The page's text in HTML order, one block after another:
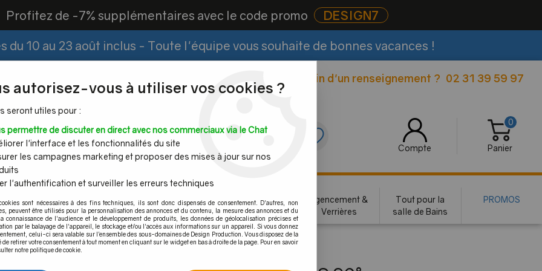
Profitez de -7% supplémentaires avec le code promo DESIGN7
du 10 au 23 août inclus - Toute l'équipe vous souhaite de bonnes vacances !
Besoin d'un renseignement ? 02 31 39 59 97
Espace PRO
Compte
0
Panier
Mains
Tubes et
barres inox
Câble inox &
filet inox
Quincaillerie
pour porte
Agencement &
Verrières
Tout pour la
salle de Bains
PROMOS
> Raccord 3 départs 90°
autorisez-vous à utiliser vos cookies ?
seront utiles pour :
permettre de discuter en direct avec nos commerciaux via le Chat
l'interface et les fonctionnalités du site
les campagnes marketing et proposer des mises à jour sur nos
l'authentification et surveiller les erreurs techniques
sont nécessaires à des fins techniques, ils sont donc dispensés de consentement. D'autres, non
peuvent être utilisés pour la personnalisation des annonces et du contenu, la mesure des annonces et du
connaissance de l'audience et le développement de produits, les données de géolocalisation précises et
par le balayage de l'appareil, le stockage et/ou l'accès aux informations sur un appareil. Si vous donnez
celui-ci sera valable sur l’ensemble des sous-domaines de Design Production. Vous disposez de la
retirer votre consentement à tout moment en cliquant sur le widget en bas à droite de la page. Pour en savoir
notre politique de cookie.